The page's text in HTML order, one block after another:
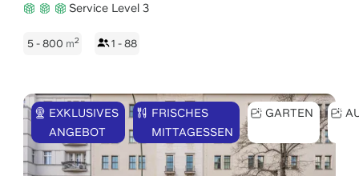
Service Level 3
5 - 800 m2 1 - 88
EXKLUSIVES
ANGEBOT
FRISCHES
MITTAGESSEN
GARTEN